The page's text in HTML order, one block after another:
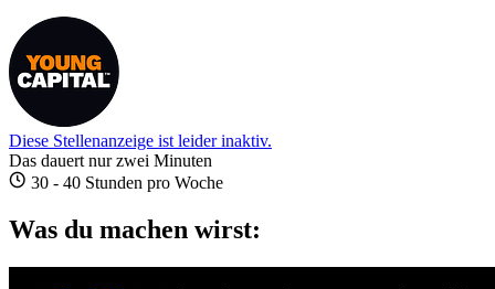
Diese Stellenanzeige ist leider inaktiv.
Das dauert nur zwei Minuten
30 - 40 Stunden pro Woche
Was du machen wirst: